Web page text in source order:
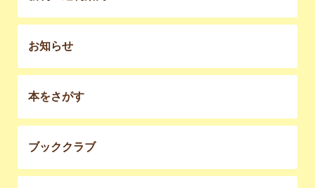
お知らせ
本をさがす
ブッククラブ